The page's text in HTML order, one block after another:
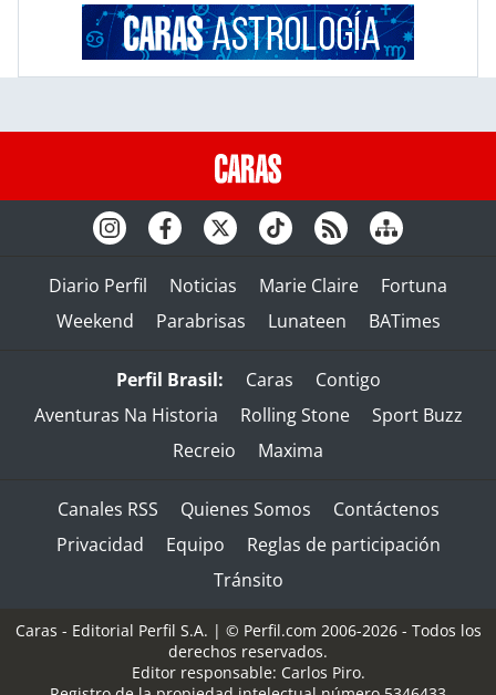
Diario Perfil Noticias Marie Claire
Fortuna
Weekend
Parabrisas Lunateen BATimes
Perfil Brasil: Caras
Contigo
Aventuras Na Historia
Rolling Stone
Sport Buzz
Recreio
Maxima
Canales RSS Quienes Somos
Contáctenos
Privacidad
Equipo
Reglas de participación
Tránsito
Caras - Editorial Perfil S.A. | © Perfil.com 2006-2026 - Todos los
derechos reservados.
Editor responsable: Carlos Piro.